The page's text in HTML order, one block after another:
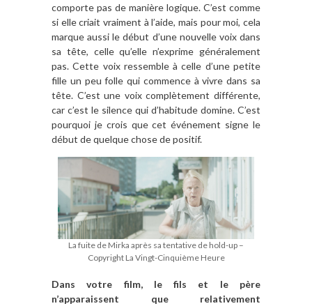
comporte pas de manière logique. C’est comme
si elle criait vraiment à l’aide, mais pour moi, cela
marque aussi le début d’une nouvelle voix dans
sa tête, celle qu’elle n’exprime généralement
pas. Cette voix ressemble à celle d’une petite
fille un peu folle qui commence à vivre dans sa
tête. C’est une voix complètement différente,
car c’est le silence qui d’habitude domine. C’est
pourquoi je crois que cet événement signe le
début de quelque chose de positif.
La fuite de Mirka après sa tentative de hold-up –
Copyright La Vingt-Cinquième Heure
Dans votre film, le fils et le père
n’apparaissent que relativement